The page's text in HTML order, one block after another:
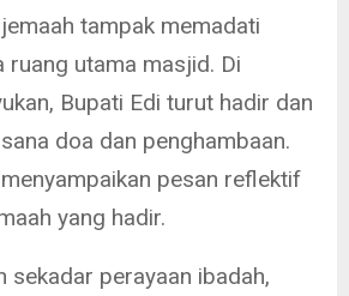
tampak memadati
ruang utama masjid. Di
Bupati Edi turut hadir dan
doa dan penghambaan.
pesan reflektif
yang hadir.
sekadar perayaan ibadah,